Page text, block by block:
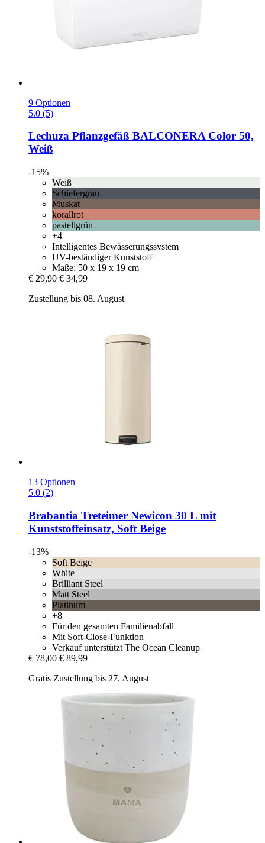
9 Optionen
5.0 (5)
Lechuza Pflanzgefäß BALCONERA Color 50,
Weiß
-15%
Weiß
Schiefergrau
Muskat
korallrot
pastellgrün
+4
Intelligentes Bewässerungssystem
UV-beständiger Kunststoff
Maße: 50 x 19 x 19 cm
€ 29,90 € 34,99
Zustellung bis 08. August
13 Optionen
5.0 (2)
Brabantia Treteimer Newicon 30 L mit
Kunststoffeinsatz, Soft Beige
-13%
Soft Beige
White
Brilliant Steel
Matt Steel
Platinum
+8
Für den gesamten Familienabfall
Mit Soft-Close-Funktion
Verkauf unterstützt The Ocean Cleanup
€ 78,00 € 89,99
Gratis Zustellung bis 27. August